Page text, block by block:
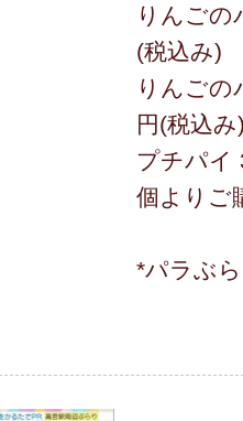
りんごの
(税込み)
りんごの
円(税込み
プチパイ
個よりご
*パラぶ